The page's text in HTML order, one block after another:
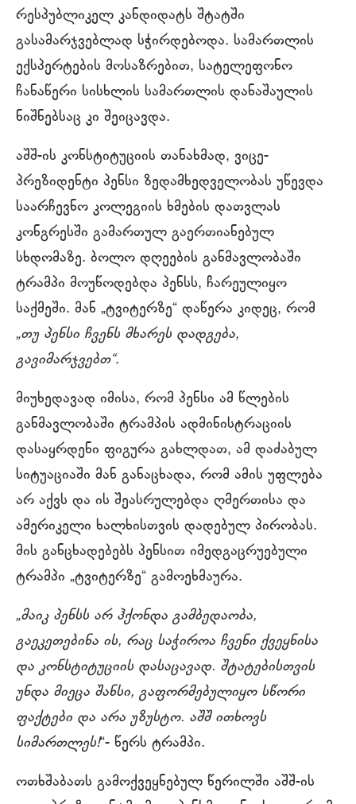
რესპუბლიკელ კანდიდატს შტატში
გასამარჯვებლად სჭირდებოდა. სამართლის
ექსპერტების მოსაზრებით, სატელეფონო
ჩანაწერი სისხლის სამართლის დანაშაულის
ნიშნებსაც კი შეიცავდა.
აშშ-ის კონსტიტუციის თანახმად, ვიცე-
პრეზიდენტი პენსი ზედამხედველობას უწევდა
საარჩევნო კოლეგიის ხმების დათვლას
კონგრესში გამართულ გაერთიანებულ
სხდომაზე. ბოლო დღეების განმავლობაში
ტრამპი მოუწოდებდა პენსს, ჩარეულიყო
საქმეში. მან „ტვიტერზე“ დაწერა კიდეც, რომ
„თუ პენსი ჩვენს მხარეს დადგება,
გავიმარჯვებთ“.
მიუხედავად იმისა, რომ პენსი ამ წლების
განმავლობაში ტრამპის ადმინისტრაციის
დასაყრდენი ფიგურა გახლდათ, ამ დაძაბულ
სიტუაციაში მან განაცხადა, რომ ამის უფლება
არ აქვს და ის შეასრულებდა ღმერთისა და
ამერიკელი ხალხისთვის დადებულ პირობას.
მის განცხადებებს პენსით იმედგაცრუებული
ტრამპი „ტვიტერზე“ გამოეხმაურა.
„მაიკ პენსს არ ჰქონდა გამბედაობა,
გაეკეთებინა ის, რაც საჭიროა ჩვენი ქვეყნისა
და კონსტიტუციის დასაცავად. შტატებისთვის
უნდა მიეცა შანსი, გაფორმებულიყო სწორი
ფაქტები და არა უზუსტო. აშშ ითხოვს
სიმართლეს!“- წერს ტრამპი.
ოთხშაბათს გამოქვეყნებულ წერილში აშშ-ის